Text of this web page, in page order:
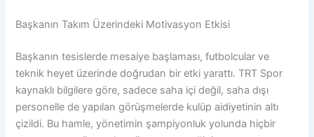
Başkanın Takım Üzerindeki Motivasyon Etkisi
Başkanın tesislerde mesaiye başlaması, futbolcular ve
teknik heyet üzerinde doğrudan bir etki yarattı. TRT Spor
kaynaklı bilgilere göre, sadece saha içi değil, saha dışı
personelle de yapılan görüşmelerde kulüp aidiyetinin altı
çizildi. Bu hamle, yönetimin şampiyonluk yolunda hiçbir